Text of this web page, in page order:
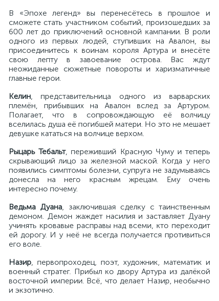
В «Эпохе легенд» вы перенесётесь в прошлое и
сможете стать участником событий, произошедших за
600 лет до приключений основной кампании. В роли
одного из первых людей, ступивших на Авалон, вы
присоединитесь к воинам короля Артура и внесёте
свою лепту в завоевание острова. Вас ждут
неожиданные сюжетные повороты и харизматичные
главные герои.
Келин, представительница одного из варварских
племён, прибывших на Авалон вслед за Артуром.
Полагает, что в сопровождающую её волчицу
вселилась душа её погибшей матери. Но это не мешает
девушке кататься на волчице верхом.
Рыцарь Тебальт, переживший Красную Чуму и теперь
скрывающий лицо за железной маской. Когда у него
появились симптомы болезни, супруга не задумываясь
донесла на него красным жрецам. Ему очень
интересно почему.
Ведьма Дуана, заключившая сделку с таинственным
демоном. Демон жаждет насилия и заставляет Дуану
учинять кровавые расправы над всеми, кто переходит
ей дорогу. И у неё не всегда получается противиться
его воле.
Назир, первопроходец, поэт, художник, математик и
военный стратег. Прибыл ко двору Артура из далёкой
восточной империи. Всё, что делает Назир, необычно
и экзотично.